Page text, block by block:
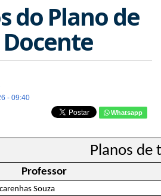
do Plano de
- 09:40
Whatsapp
Planos de
Professor
Souza